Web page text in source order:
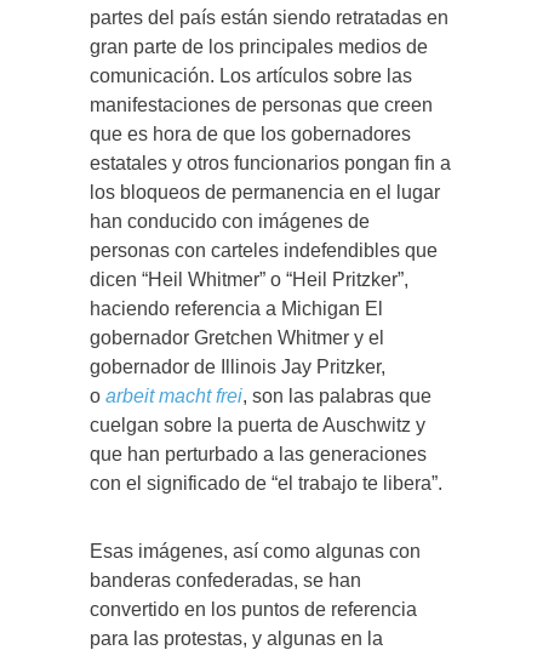
partes del país están siendo retratadas en
gran parte de los principales medios de
comunicación. Los artículos sobre las
manifestaciones de personas que creen
que es hora de que los gobernadores
estatales y otros funcionarios pongan fin a
los bloqueos de permanencia en el lugar
han conducido con imágenes de
personas con carteles indefendibles que
dicen “Heil Whitmer” o “Heil Pritzker”,
haciendo referencia a Michigan El
gobernador Gretchen Whitmer y el
gobernador de Illinois Jay Pritzker,
o arbeit macht frei, son las palabras que
cuelgan sobre la puerta de Auschwitz y
que han perturbado a las generaciones
con el significado de “el trabajo te libera”.
Esas imágenes, así como algunas con
banderas confederadas, se han
convertido en los puntos de referencia
para las protestas, y algunas en la